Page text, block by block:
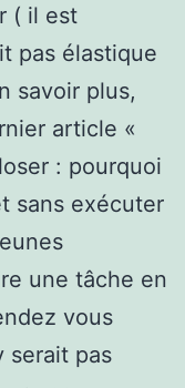
( il est
pas élastique
savoir plus,
article «
: pourquoi
sans exécuter
une tâche en
vous
serait pas